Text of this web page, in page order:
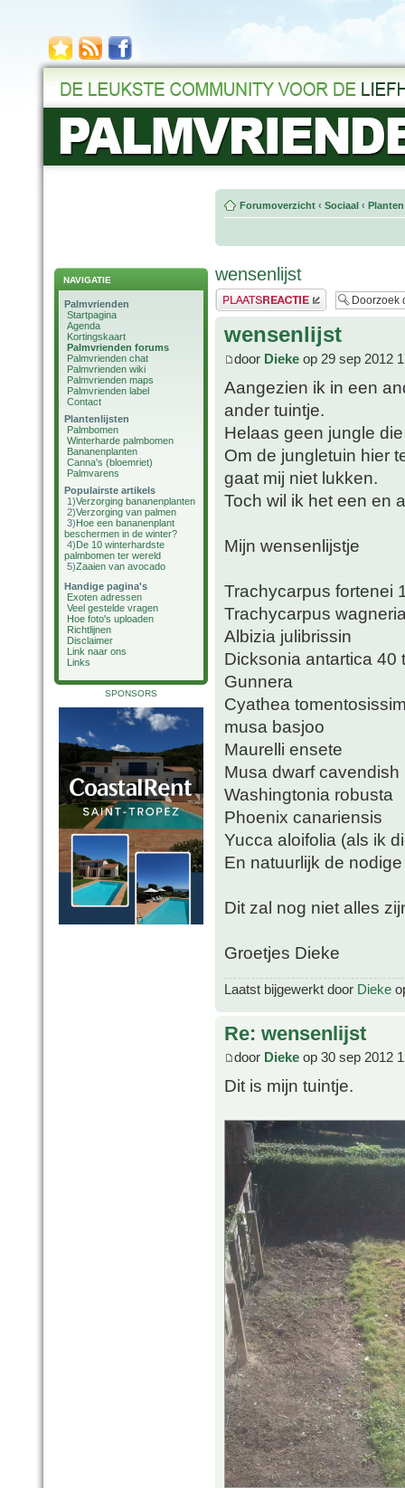
NAVIGATIE
Palmvrienden
Startpagina
Agenda
Kortingskaart
Palmvrienden forums
Palmvrienden chat
Palmvrienden wiki
Palmvrienden maps
Palmvrienden label
Contact
Plantenlijsten
Palmbomen
Winterharde palmbomen
Bananenplanten
Canna's (bloemriet)
Palmvarens
Populairste artikels
1)Verzorging bananenplanten
2)Verzorging van palmen
3)Hoe een bananenplant
beschermen in de winter?
4)De 10 winterhardste
palmbomen ter wereld
5)Zaaien van avocado
Handige pagina's
Exoten adressen
Veel gestelde vragen
Hoe foto's uploaden
Richtlijnen
Disclaimer
Link naar ons
Links
SPONSORS
Forumoverzicht ‹ Sociaal ‹
wensenlijst
Plaats een reactie
wensenlijst
door Dieke op 29 sep 2012
Aangezien ik in een
ander tuintje.
Helaas geen jungle
Om de jungletuin hier
gaat mij niet lukken.
Toch wil ik het een en
Mijn wensenlijstje
Trachycarpus fortenei
Trachycarpus
Albizia julibrissin
Dicksonia antartica 40
Gunnera
Cyathea
musa basjoo
Maurelli ensete
Musa dwarf cavendish
Washingtonia robusta
Phoenix canariensis
Yucca aloifolia (als ik
En natuurlijk de
Dit zal nog niet alles
Groetjes Dieke
Laatst bijgewerkt door Dieke
Re: wensenlijst
door Dieke op 30 sep 2012
Dit is mijn tuintje.